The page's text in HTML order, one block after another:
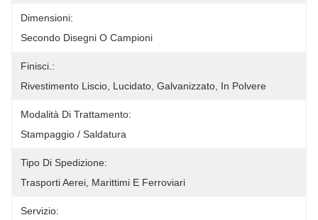
Dimensioni:
Secondo Disegni O Campioni
Finisci.:
Rivestimento Liscio, Lucidato, Galvanizzato, In Polvere
Modalità Di Trattamento:
Stampaggio / Saldatura
Tipo Di Spedizione:
Trasporti Aerei, Marittimi E Ferroviari
Servizio: